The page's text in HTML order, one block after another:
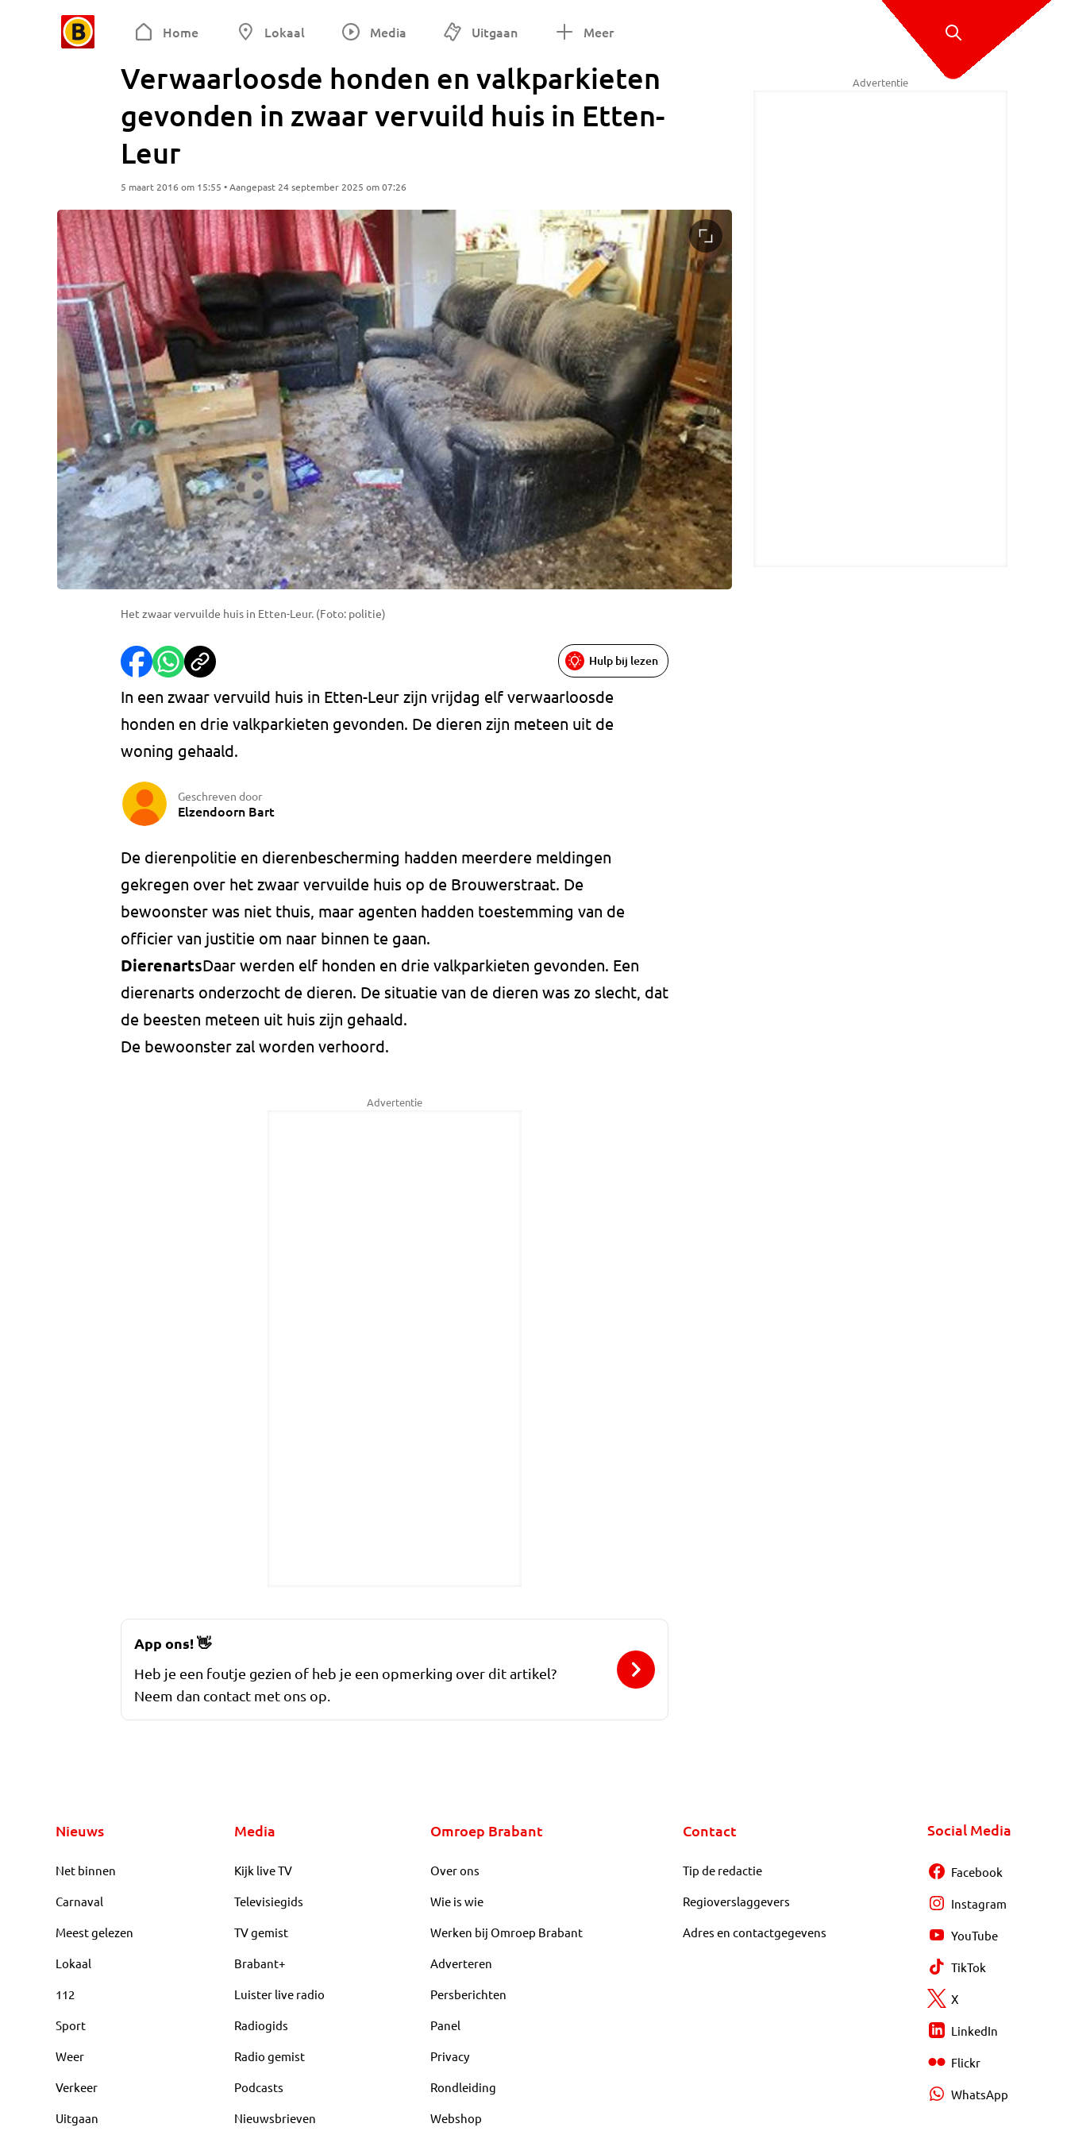
Home Lokaal Media Uitgaan Meer
Verwaarloosde honden en valkparkieten
gevonden in zwaar vervuild huis in Etten-
Leur
5 maart 2016 om 15:55 • Aangepast 24 september 2025 om 07:26
Het zwaar vervuilde huis in Etten-Leur. (Foto: politie)
Hulp bij lezen
In een zwaar vervuild huis in Etten-Leur zijn vrijdag elf verwaarloosde
honden en drie valkparkieten gevonden. De dieren zijn meteen uit de
woning gehaald.
Geschreven door
Elzendoorn Bart
De dierenpolitie en dierenbescherming hadden meerdere meldingen
gekregen over het zwaar vervuilde huis op de Brouwerstraat. De
bewoonster was niet thuis, maar agenten hadden toestemming van de
officier van justitie om naar binnen te gaan.
DierenartsDaar werden elf honden en drie valkparkieten gevonden. Een
dierenarts onderzocht de dieren. De situatie van de dieren was zo slecht, dat
de beesten meteen uit huis zijn gehaald.
De bewoonster zal worden verhoord.
Advertentie
Advertentie
App ons!👋
Heb je een foutje gezien of heb je een opmerking over dit artikel?
Neem dan contact met ons op.
Nieuws
Net binnen
Carnaval
Meest gelezen
Lokaal
112
Sport
Weer
Verkeer
Uitgaan
Media
Kijk live TV
Televisiegids
TV gemist
Brabant+
Luister live radio
Radiogids
Radio gemist
Podcasts
Nieuwsbrieven
Omroep Brabant
Over ons
Wie is wie
Werken bij Omroep Brabant
Adverteren
Persberichten
Panel
Privacy
Rondleiding
Webshop
Contact
Tip de redactie
Regioverslaggevers
Adres en contactgegevens
Social Media
Facebook
Instagram
YouTube
TikTok
X
LinkedIn
Flickr
WhatsApp